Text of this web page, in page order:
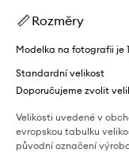
Rozměry
Modelka na fotografii je
Standardní velikost
Doporučujeme zvolit
Velikosti uvedené v
evropskou tabulku
původní označení